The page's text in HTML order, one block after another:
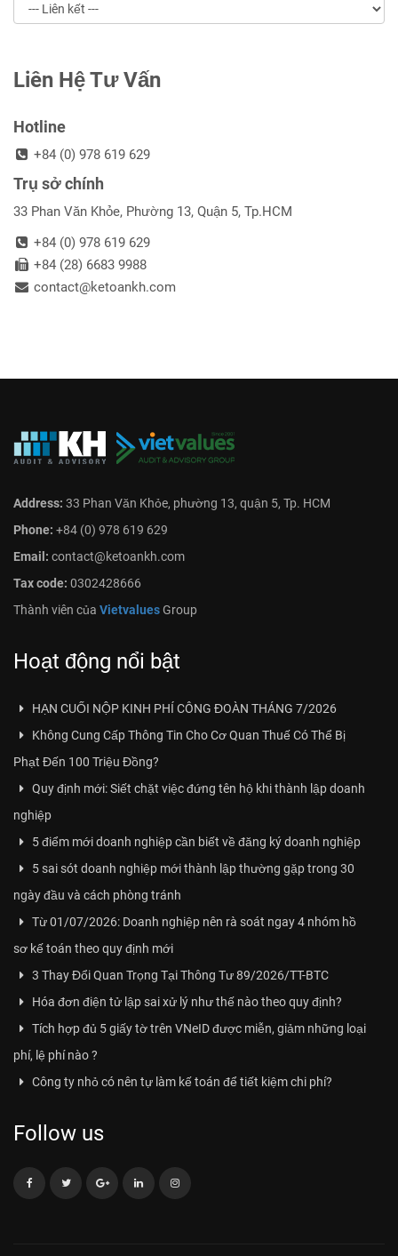
Liên Hệ Tư Vấn
Hotline
+84 (0) 978 619 629
Trụ sở chính
33 Phan Văn Khỏe, Phường 13, Quận 5, Tp.HCM
+84 (0) 978 619 629
+84 (28) 6683 9988
contact@ketoankh.com
Address: 33 Phan Văn Khỏe, phường 13, quận 5, Tp. HCM
Phone: +84 (0) 978 619 629
Email: contact@ketoankh.com
Tax code: 0302428666
Thành viên của VietvaluesGroup
Hoạt động nổi bật
HẠN CUỐI NỘP KINH PHÍ CÔNG ĐOÀN THÁNG 7/2026
Không Cung Cấp Thông Tin Cho Cơ Quan Thuế Có Thể Bị
Phạt Đến 100 Triệu Đồng?
Quy định mới: Siết chặt việc đứng tên hộ khi thành lập doanh
nghiệp
5 điểm mới doanh nghiệp cần biết về đăng ký doanh nghiệp
5 sai sót doanh nghiệp mới thành lập thường gặp trong 30
ngày đầu và cách phòng tránh
Từ 01/07/2026: Doanh nghiệp nên rà soát ngay 4 nhóm hồ
sơ kế toán theo quy định mới
3 Thay Đổi Quan Trọng Tại Thông Tư 89/2026/TT-BTC
Hóa đơn điện tử lập sai xử lý như thế nào theo quy định?
Tích hợp đủ 5 giấy tờ trên VNeID được miễn, giảm những loại
phí, lệ phí nào ?
Công ty nhỏ có nên tự làm kế toán để tiết kiệm chi phí?
Follow us